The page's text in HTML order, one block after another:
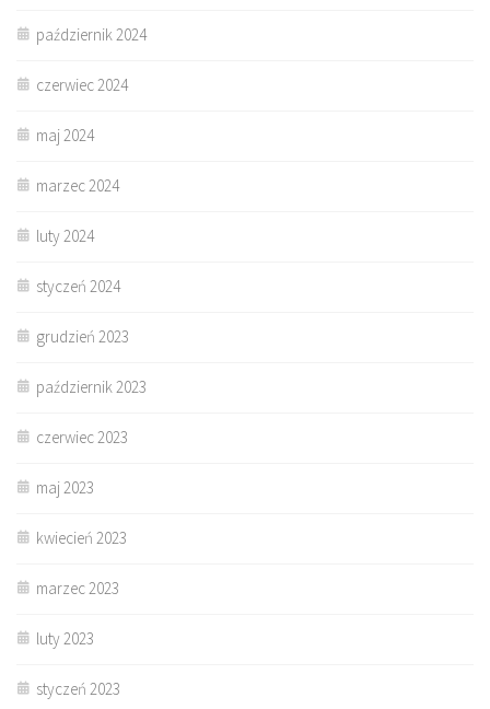
październik 2024
czerwiec 2024
maj 2024
marzec 2024
luty 2024
styczeń 2024
grudzień 2023
październik 2023
czerwiec 2023
maj 2023
kwiecień 2023
marzec 2023
luty 2023
styczeń 2023